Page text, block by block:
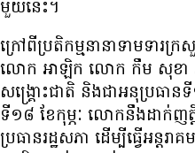
មួយ​នេះ។
ក្រៅ​ពី​ប្រតិកម្ម​នានា​ទាមទារ​ក្រសួ
លោក អាឡិក លោក កឹម សុខា
សង្គ្រោះ​ជាតិ និង​ជា​អនុប្រធាន​
ទី​១៨ ខែ​កុម្ភៈ លោក​នឹង​ដាក់​ញត្
ប្រធាន​រដ្ឋសភា ដើម្បី​ធ្វើ​អន្តរ